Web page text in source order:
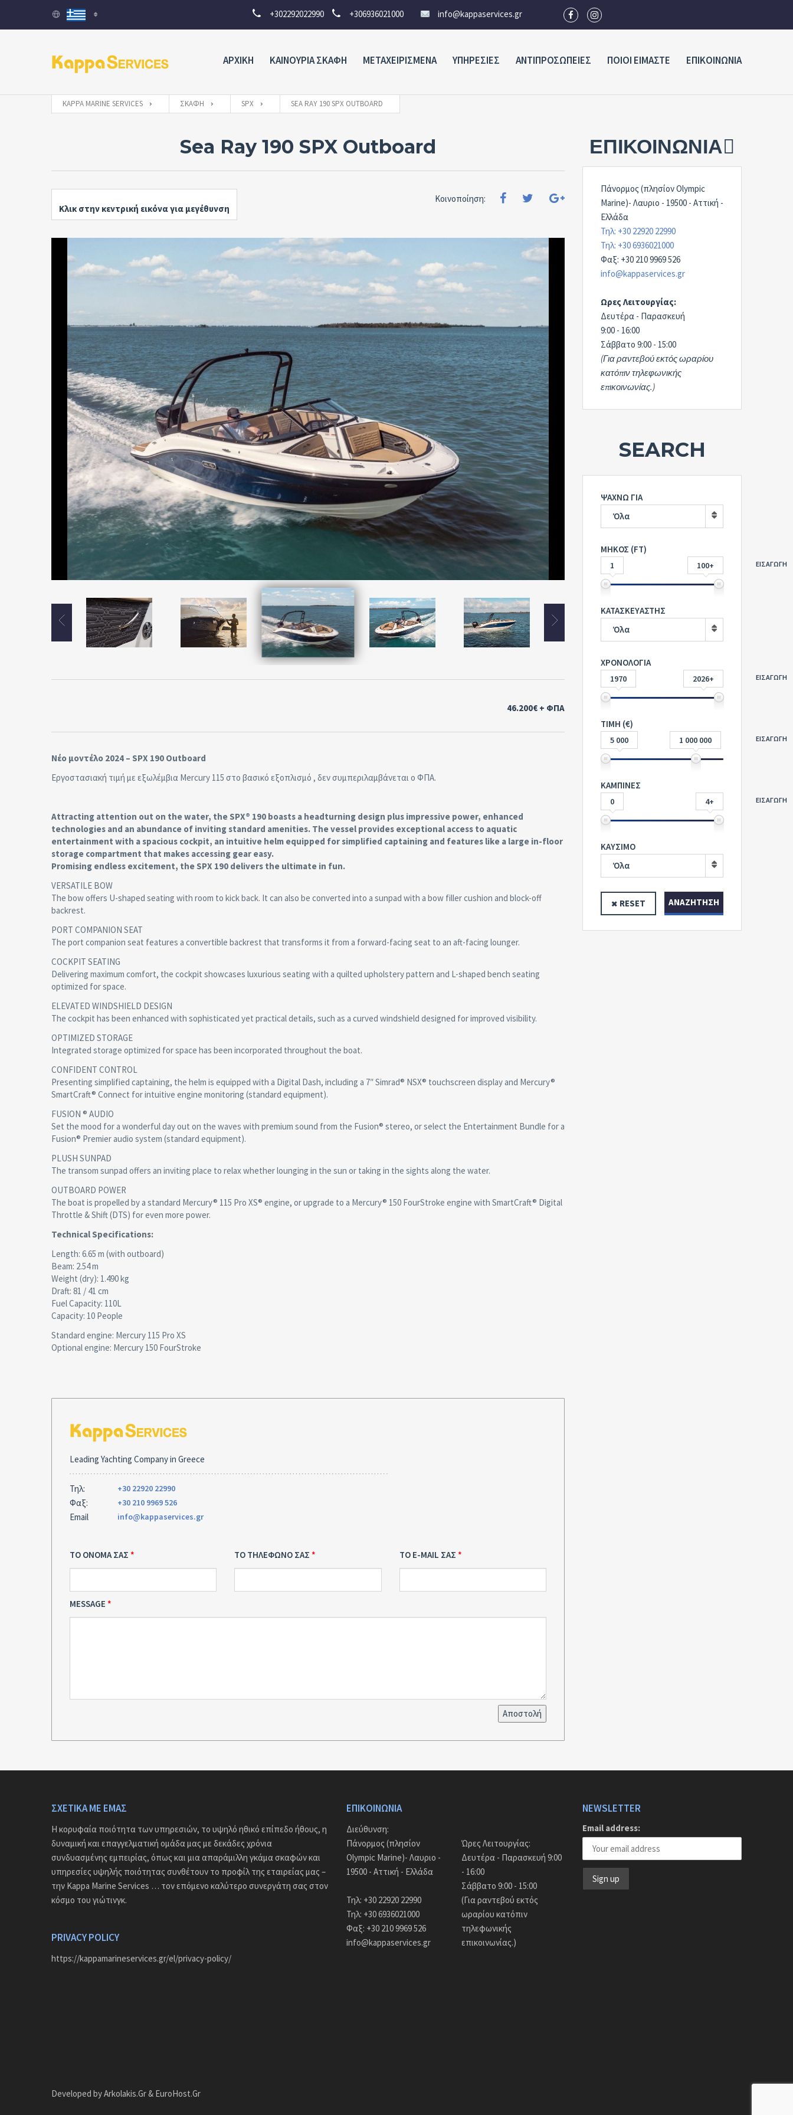
+302292022990 +306936021000 info@kappaservices.gr
ΑΡΧΙΚΗ ΚΑΙΝΟΥΡΙΑ ΣΚΑΦΗ ΜΕΤΑΧΕΙΡΙΣΜΕΝΑ ΥΠΗΡΕΣΙΕΣ ΑΝΤΙΠΡΟΣΩΠΕΙΕΣ ΠΟΙΟΙ ΕΙΜΑΣΤΕ ΕΠΙΚΟΙΝΩΝΙΑ
KAPPA MARINE SERVICES ΣΚΆΦΗ SPX SEA RAY 190 SPX OUTBOARD
Sea Ray 190 SPX Outboard
Κλικ στην κεντρική εικόνα για μεγέθυνση
Κοινοποίηση:
46.200€ + ΦΠΑ
Νέο μοντέλο 2024 – SPX 190 Outboard
Εργοστασιακή τιμή με εξωλέμβια Mercury 115 στο βασικό εξοπλισμό , δεν συμπεριλαμβάνεται ο ΦΠΑ.
Attracting attention out on the water, the SPX® 190 boasts a headturning design plus impressive power, enhanced
technologies and an abundance of inviting standard amenities. The vessel provides exceptional access to aquatic
entertainment with a spacious cockpit, an intuitive helm equipped for simplified captaining and features like a large in-floor
storage compartment that makes accessing gear easy.
Promising endless excitement, the SPX 190 delivers the ultimate in fun.
VERSATILE BOW
The bow offers U-shaped seating with room to kick back. It can also be converted into a sunpad with a bow filler cushion and block-off
backrest.
PORT COMPANION SEAT
The port companion seat features a convertible backrest that transforms it from a forward-facing seat to an aft-facing lounger.
COCKPIT SEATING
Delivering maximum comfort, the cockpit showcases luxurious seating with a quilted upholstery pattern and L-shaped bench seating
optimized for space.
ELEVATED WINDSHIELD DESIGN
The cockpit has been enhanced with sophisticated yet practical details, such as a curved windshield designed for improved visibility.
OPTIMIZED STORAGE
Integrated storage optimized for space has been incorporated throughout the boat.
CONFIDENT CONTROL
Presenting simplified captaining, the helm is equipped with a Digital Dash, including a 7″ Simrad® NSX® touchscreen display and Mercury®
SmartCraft® Connect for intuitive engine monitoring (standard equipment).
FUSION ® AUDIO
Set the mood for a wonderful day out on the waves with premium sound from the Fusion® stereo, or select the Entertainment Bundle for a
Fusion® Premier audio system (standard equipment).
PLUSH SUNPAD
The transom sunpad offers an inviting place to relax whether lounging in the sun or taking in the sights along the water.
OUTBOARD POWER
The boat is propelled by a standard Mercury® 115 Pro XS® engine, or upgrade to a Mercury® 150 FourStroke engine with SmartCraft® Digital
Throttle & Shift (DTS) for even more power.
Technical Specifications:
Length: 6.65 m (with outboard)
Beam: 2.54 m
Weight (dry): 1.490 kg
Draft: 81 / 41 cm
Fuel Capacity: 110L
Capacity: 10 People
Standard engine: Mercury 115 Pro XS
Optional engine: Mercury 150 FourStroke
Leading Yachting Company in Greece
Τηλ: +30 22920 22990
Φαξ: +30 210 9969 526
Email info@kappaservices.gr
ΤΟ ΟΝΟΜΑ ΣΑΣ ΤΟ ΤΗΛΕΦΩΝΟ ΣΑΣ ΤΟ E-MAIL ΣΑΣ
MESSAGE
ΕΠΙΚΟΙΝΩΝΊΑ
Πάνορμος (πλησίον Olympic
Marine)- Λαυριο - 19500 - Αττική -
Ελλάδα
Τηλ: +30 22920 22990
Τηλ: +30 6936021000
Φαξ: +30 210 9969 526
info@kappaservices.gr
Ωρες Λειτουργίας:
Δευτέρα - Παρασκευή
9:00 - 16:00
Σάββατο 9:00 - 15:00
(Για ραντεβού εκτός ωραρίου
κατόπιν τηλεφωνικής
επικοινωνίας.)
SEARCH
ΨΑΧΝΩ ΓΙΑ
Όλα
ΜΗΚΟΣ (FT)
ΕΙΣΑΓΩΓΗ
1 100+
ΚΑΤΑΣΚΕΥΑΣΤΗΣ
Όλα
ΧΡΟΝΟΛΟΓΙΑ
ΕΙΣΑΓΩΓΗ
1970 2026+
ΤΙΜΗ (€)
ΕΙΣΑΓΩΓΗ
5 000 1 000 000
ΚΑΜΠΙΝΕΣ
ΕΙΣΑΓΩΓΗ
0 4+
ΚΑΥΣΙΜΟ
Όλα
RESET ΑΝΑΖΉΤΗΣΗ
ΣΧΕΤΙΚΆ ΜΕ ΕΜΆΣ
Η κορυφαία ποιότητα των υπηρεσιών, το υψηλό ηθικό επίπεδο ήθους, η
δυναμική και επαγγελματική ομάδα μας με δεκάδες χρόνια
συνδυασμένης εμπειρίας, όπως και μια απαράμιλλη γκάμα σκαφών και
υπηρεσίες υψηλής ποιότητας συνθέτουν το προφίλ της εταιρείας μας –
την Kappa Marine Services … τον επόμενο καλύτερο συνεργάτη σας στον
κόσμο του γιώτινγκ.
PRIVACY POLICY
https://kappamarineservices.gr/el/privacy-policy/
ΕΠΙΚΟΙΝΩΝΊΑ
Διεύθυνση:
Πάνορμος (πλησίον
Olympic Marine)- Λαυριο -
19500 - Αττική - Ελλάδα
Τηλ: +30 22920 22990
Τηλ: +30 6936021000
Φαξ: +30 210 9969 526
info@kappaservices.gr
Ώρες Λειτουργίας:
Δευτέρα - Παρασκευή 9:00
- 16:00
Σάββατο 9:00 - 15:00
(Για ραντεβού εκτός
ωραρίου κατόπιν
τηλεφωνικής
επικοινωνίας.)
NEWSLETTER
Email address:
Developed byArkolakis.Gr& EuroHost.Gr